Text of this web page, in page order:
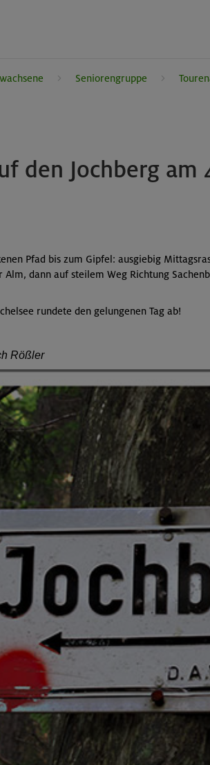
Seniorengruppe
den Jochberg am
Pfad bis zum Gipfel: ausgiebig
Alm, dann auf steilem Weg Richtung
rundete den gelungenen Tag ab!
Rößler